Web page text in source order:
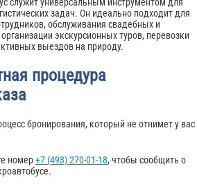
задач. Он идеально подходит для
обслуживания свадебных и
экскурсионных туров, перевозки
выездов на природу.
процедура
бронирования, который не отнимет у вас
номер+7 (493) 270-01-18, чтобы сообщить о